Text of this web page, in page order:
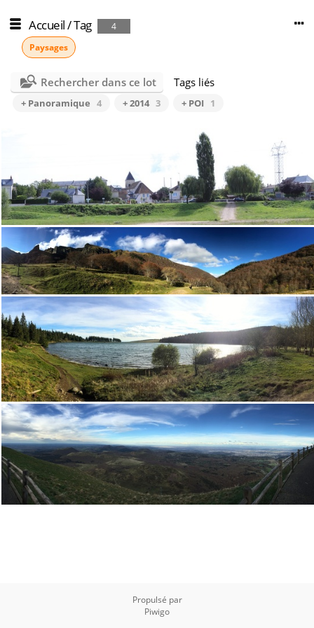
Accueil/Tag
4
Paysages
Rechercher dans ce lot Tags liés
+ Panoramique 4 + 2014 3 + POI 1
Propulsé par
Piwigo